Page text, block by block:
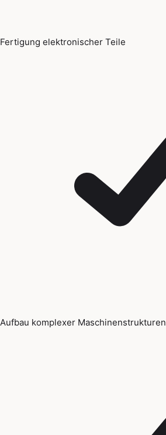
Fertigung elektronischer Teile
Aufbau komplexer Maschinenstrukturen